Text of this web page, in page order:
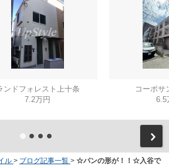
ンドフォレスト上十条
7.2万円
コーポサ
6.5
ル > ブログ記事一覧 > ☆パンの形が！！☆入谷で